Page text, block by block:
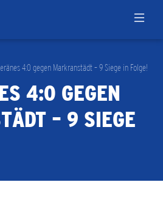
4:0 gegen Markranstädt – 9 Siege in Folge!
4:0 GEGEN
– 9 SIEGE